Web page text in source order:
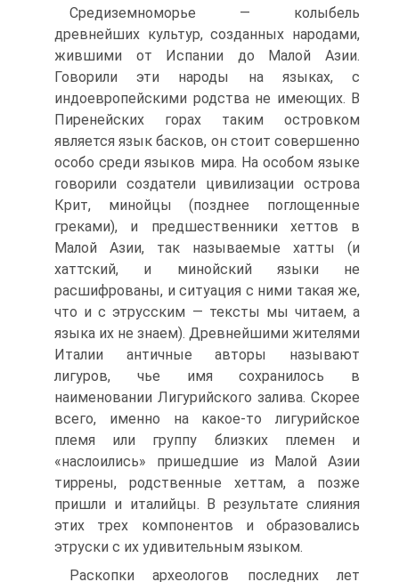
Средиземноморье — колыбель
древнейших культур, созданных народами,
жившими от Испании до Малой Азии.
Говорили эти народы на языках, с
индоевропейскими родства не имеющих. В
Пиренейских горах таким островком
является язык басков, он стоит совершенно
особо среди языков мира. На особом языке
говорили создатели цивилизации острова
Крит, минойцы (позднее поглощенные
греками), и предшественники хеттов в
Малой Азии, так называемые хатты (и
хаттский, и минойский языки не
расшифрованы, и ситуация с ними такая же,
что и с этрусским — тексты мы читаем, а
языка их не знаем). Древнейшими жителями
Италии античные авторы называют
лигуров, чье имя сохранилось в
наименовании Лигурийского залива. Скорее
всего, именно на какое-то лигурийское
племя или группу близких племен и
«наслоились» пришедшие из Малой Азии
тиррены, родственные хеттам, а позже
пришли и италийцы. В результате слияния
этих трех компонентов и образовались
этруски с их удивительным языком.
Раскопки археологов последних лет